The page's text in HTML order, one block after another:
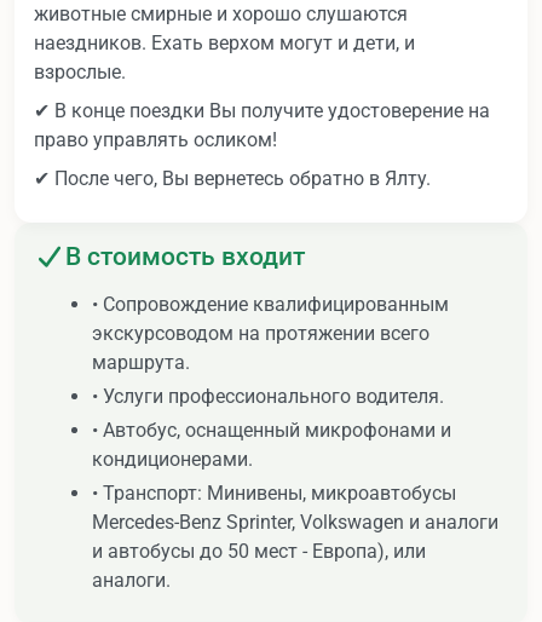
животные смирные и хорошо слушаются
наездников. Ехать верхом могут и дети, и
взрослые.
✔ В конце поездки Вы получите удостоверение на
право управлять осликом!
✔ После чего, Вы вернетесь обратно в Ялту.
В стоимость входит
• Сопровождение квалифицированным
экскурсоводом на протяжении всего
маршрута.
• Услуги профессионального водителя.
• Автобус, оснащенный микрофонами и
кондиционерами.
• Транспорт: Минивены, микроавтобусы
Mercedes-Benz Sprinter, Volkswagen и аналоги
и автобусы до 50 мест - Европа), или
аналоги.